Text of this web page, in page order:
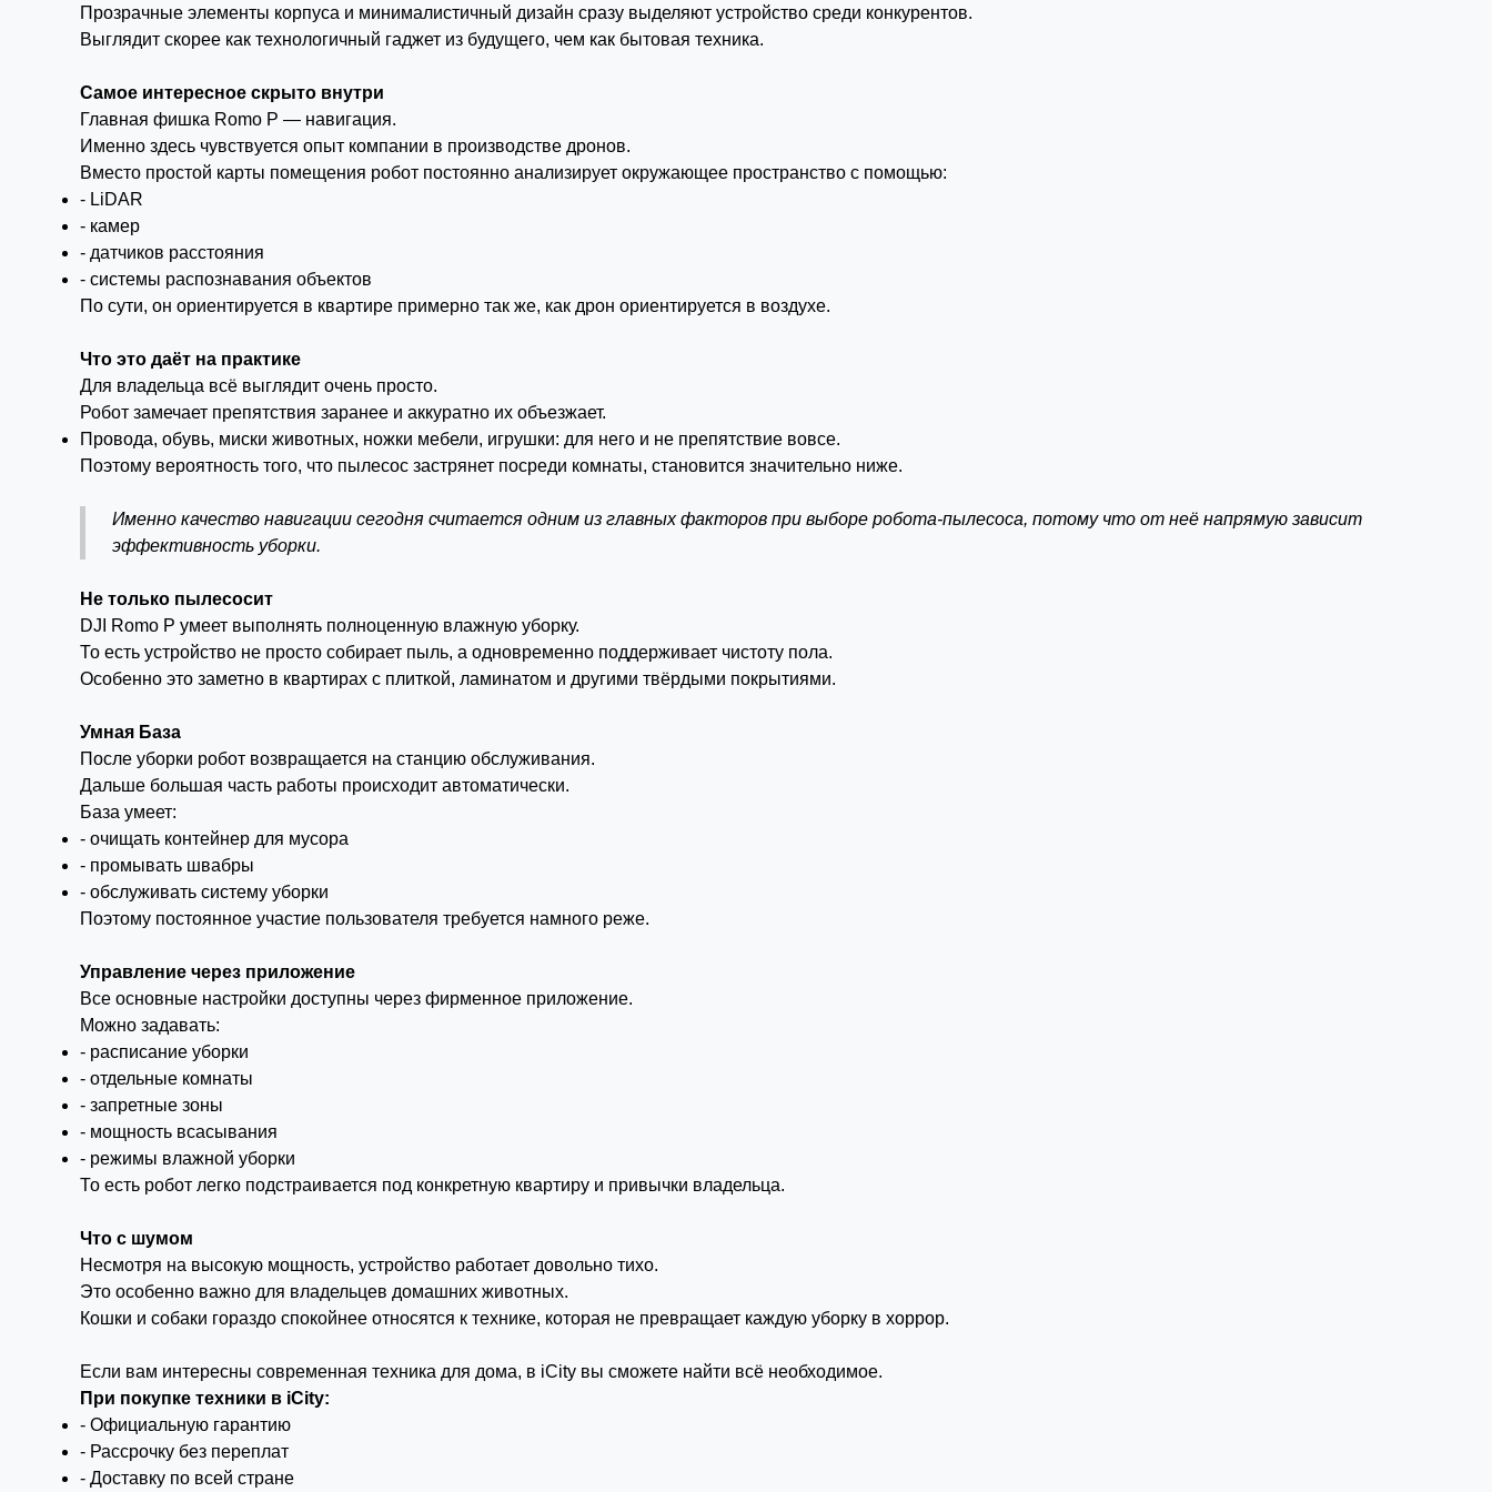
Прозрачные элементы корпуса и минималистичный дизайн сразу выделяют устройство среди конкурентов.
Выглядит скорее как технологичный гаджет из будущего, чем как бытовая техника.
Самое интересное скрыто внутри
Главная фишка Romo P — навигация.
Именно здесь чувствуется опыт компании в производстве дронов.
Вместо простой карты помещения робот постоянно анализирует окружающее пространство с помощью:
- LiDAR
- камер
- датчиков расстояния
- системы распознавания объектов
По сути, он ориентируется в квартире примерно так же, как дрон ориентируется в воздухе.
Что это даёт на практике
Для владельца всё выглядит очень просто.
Робот замечает препятствия заранее и аккуратно их объезжает.
Провода, обувь, миски животных, ножки мебели, игрушки: для него и не препятствие вовсе.
Поэтому вероятность того, что пылесос застрянет посреди комнаты, становится значительно ниже.
Именно качество навигации сегодня считается одним из главных факторов при выборе робота-пылесоса, потому что от неё напрямую зависит
эффективность уборки.
Не только пылесосит
DJI Romo P умеет выполнять полноценную влажную уборку.
То есть устройство не просто собирает пыль, а одновременно поддерживает чистоту пола.
Особенно это заметно в квартирах с плиткой, ламинатом и другими твёрдыми покрытиями.
Умная База
После уборки робот возвращается на станцию обслуживания.
Дальше большая часть работы происходит автоматически.
База умеет:
- очищать контейнер для мусора
- промывать швабры
- обслуживать систему уборки
Поэтому постоянное участие пользователя требуется намного реже.
Управление через приложение
Все основные настройки доступны через фирменное приложение.
Можно задавать:
- расписание уборки
- отдельные комнаты
- запретные зоны
- мощность всасывания
- режимы влажной уборки
То есть робот легко подстраивается под конкретную квартиру и привычки владельца.
Что с шумом
Несмотря на высокую мощность, устройство работает довольно тихо.
Это особенно важно для владельцев домашних животных.
Кошки и собаки гораздо спокойнее относятся к технике, которая не превращает каждую уборку в хоррор.
Если вам интересны современная техника для дома, в iCity вы сможете найти всё необходимое.
При покупке техники в iCity:
- Официальную гарантию
- Рассрочку без переплат
- Доставку по всей стране